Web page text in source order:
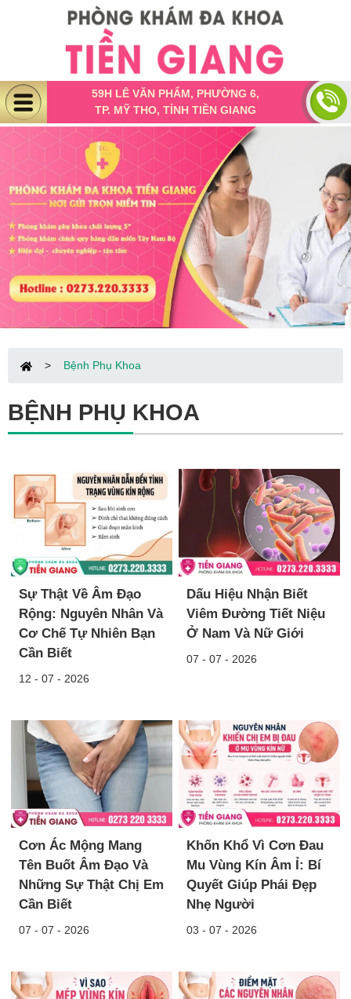
59H LÊ VĂN PHẨM, PHƯỜNG 6,
TP. MỸ THO, TỈNH TIỀN GIANG
> Bệnh Phụ Khoa
BỆNH PHỤ KHOA
Sự Thật Về Âm Đạo
Rộng: Nguyên Nhân Và
Cơ Chế Tự Nhiên Bạn
Cần Biết
12 - 07 - 2026
Dấu Hiệu Nhận Biết
Viêm Đường Tiết Niệu
Ở Nam Và Nữ Giới
07 - 07 - 2026
Cơn Ác Mộng Mang
Tên Buốt Âm Đạo Và
Những Sự Thật Chị Em
Cần Biết
07 - 07 - 2026
Khốn Khổ Vì Cơn Đau
Mu Vùng Kín Âm Ỉ: Bí
Quyết Giúp Phái Đẹp
Nhẹ Người
03 - 07 - 2026